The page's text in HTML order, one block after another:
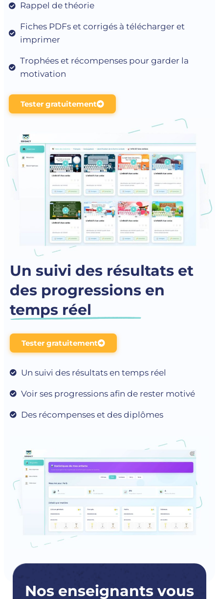
Rappel de théorie
Fiches PDFs et corrigés à télécharger et
imprimer
Trophées et récompenses pour garder la
motivation
Tester gratuitement
Un suivi des résultats et
des progressions en
temps réel
Tester gratuitement
Un suivi des résultats en temps réel
Voir ses progressions afin de rester motivé
Des récompenses et des diplômes
Nos enseignants vous